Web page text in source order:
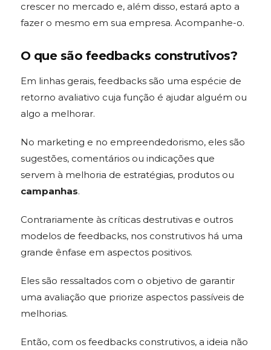
crescer no mercado e, além disso, estará apto a
fazer o mesmo em sua empresa. Acompanhe-o.
O que são feedbacks construtivos?
Em linhas gerais, feedbacks são uma espécie de
retorno avaliativo cuja função é ajudar alguém ou
algo a melhorar.
No marketing e no empreendedorismo, eles são
sugestões, comentários ou indicações que
servem à melhoria de estratégias, produtos ou
campanhas.
Contrariamente às críticas destrutivas e outros
modelos de feedbacks, nos construtivos há uma
grande ênfase em aspectos positivos.
Eles são ressaltados com o objetivo de garantir
uma avaliação que priorize aspectos passíveis de
melhorias.
Então, com os feedbacks construtivos, a ideia não